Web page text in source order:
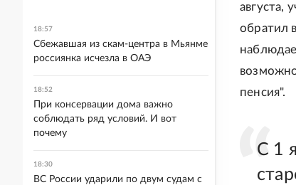
августа,
обратил
пенсия".
С 1
18:57
Сбежавшая из скам-центра в Мьянме
россиянка исчезла в ОАЭ
18:52
При консервации дома важно
соблюдать ряд условий. И вот
почему
18:30
ВС России ударили по двум судам с